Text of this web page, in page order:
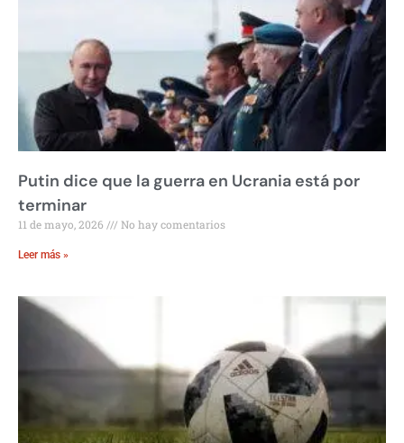
Putin dice que la guerra en Ucrania está por
terminar
11 de mayo, 2026 No hay comentarios
Leer más »